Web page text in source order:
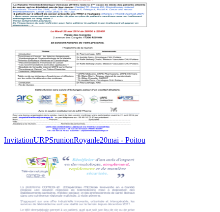
InvitationURPSrunionRoyanle20mai - Poitou